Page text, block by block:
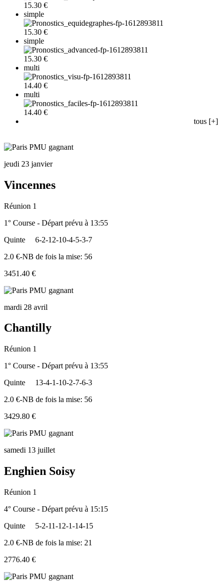
15.30 €
simple
15.30 €
simple
15.30 €
multi
14.40 €
multi
14.40 €
tous [+]
jeudi 23 janvier
Vincennes
Réunion 1
1° Course - Départ prévu à 13:55
Quinte
6-2-12-10-4-5-3-7
2.0 €-NB de fois la mise: 56
3451.40 €
mardi 28 avril
Chantilly
Réunion 1
1° Course - Départ prévu à 13:55
Quinte
13-4-1-10-2-7-6-3
2.0 €-NB de fois la mise: 56
3429.80 €
samedi 13 juillet
Enghien Soisy
Réunion 1
4° Course - Départ prévu à 15:15
Quinte
5-2-11-12-1-14-15
2.0 €-NB de fois la mise: 21
2776.40 €